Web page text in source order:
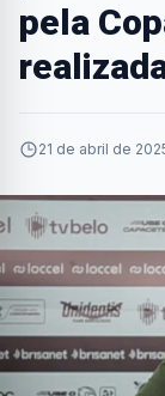
pela
21 de abril de